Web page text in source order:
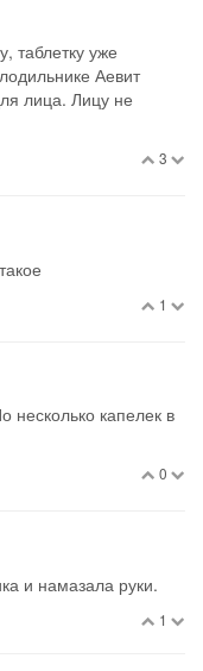
таблетку уже
Аевит
лица. Лицу не
3
1
несколько капелек в
0
и намазала руки.
1